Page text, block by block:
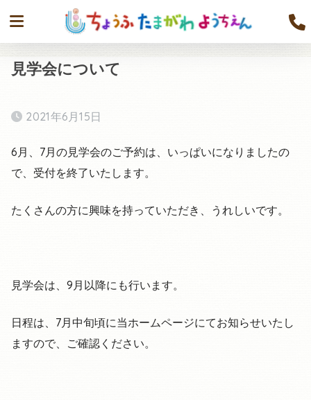
見学会について
2021年6月15日
6月、7月の見学会のご予約は、いっぱいになりましたの
で、受付を終了いたします。
たくさんの方に興味を持っていただき、うれしいです。
見学会は、9月以降にも行います。
日程は、7月中旬頃に当ホームページにてお知らせいたし
ますので、ご確認ください。